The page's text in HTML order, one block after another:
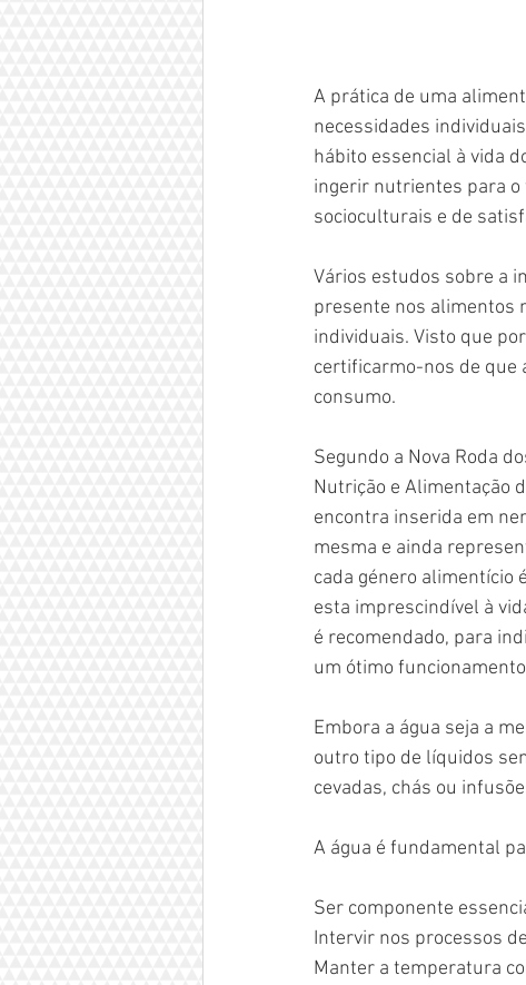
A prática de uma
necessidades
hábito essencial à vida
ingerir nutrientes para o
socioculturais e de
Vários estudos sobre a
presente nos alimentos
individuais. Visto que
certificarmo-nos de que
consumo.
Segundo a Nova Roda
Nutrição e Alimentação
encontra inserida em
mesma e ainda
cada género alimentício
esta imprescindível à
é recomendado, para
um ótimo
Embora a água seja a
outro tipo de líquidos
cevadas, chás ou
A água é fundamental
Ser componente
Intervir nos processos
Manter a temperatura